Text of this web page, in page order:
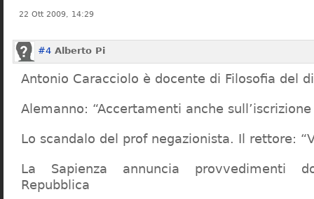
22 Ott 2009, 14:29
#4 Alberto Pi
Antonio Caracciolo è docente di Filosofia del
Alemanno: “Accertamenti anche
Lo scandalo del prof negazionista. Il rettore:
La Sapienza annuncia provvedimenti
Repubblica